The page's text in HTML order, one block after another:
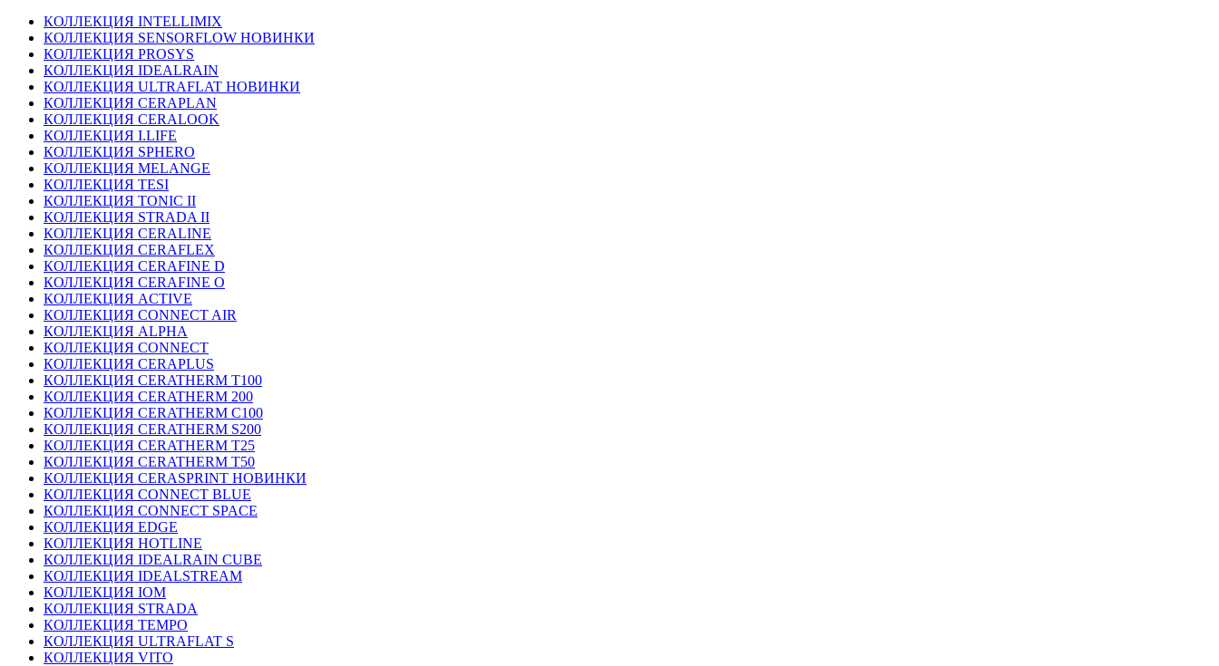
КОЛЛЕКЦИЯ INTELLIMIX
КОЛЛЕКЦИЯ SENSORFLOW НОВИНКИ
КОЛЛЕКЦИЯ PROSYS
КОЛЛЕКЦИЯ IDEALRAIN
КОЛЛЕКЦИЯ ULTRAFLAT НОВИНКИ
КОЛЛЕКЦИЯ CERAPLAN
КОЛЛЕКЦИЯ CERALOOK
КОЛЛЕКЦИЯ I.LIFE
КОЛЛЕКЦИЯ SPHERO
КОЛЛЕКЦИЯ MELANGE
КОЛЛЕКЦИЯ TESI
КОЛЛЕКЦИЯ TONIC II
КОЛЛЕКЦИЯ STRADA II
КОЛЛЕКЦИЯ CERALINE
КОЛЛЕКЦИЯ CERAFLEX
КОЛЛЕКЦИЯ CERAFINE D
КОЛЛЕКЦИЯ CERAFINE O
КОЛЛЕКЦИЯ ACTIVE
КОЛЛЕКЦИЯ CONNECT AIR
КОЛЛЕКЦИЯ ALPHA
КОЛЛЕКЦИЯ CONNECT
КОЛЛЕКЦИЯ CERAPLUS
КОЛЛЕКЦИЯ CERATHERM T100
КОЛЛЕКЦИЯ CERATHERM 200
КОЛЛЕКЦИЯ CERATHERM C100
КОЛЛЕКЦИЯ CERATHERM S200
КОЛЛЕКЦИЯ CERATHERM T25
КОЛЛЕКЦИЯ CERATHERM T50
КОЛЛЕКЦИЯ CERASPRINT НОВИНКИ
КОЛЛЕКЦИЯ CONNECT BLUE
КОЛЛЕКЦИЯ CONNECT SPACE
КОЛЛЕКЦИЯ EDGE
КОЛЛЕКЦИЯ HOTLINE
КОЛЛЕКЦИЯ IDEALRAIN CUBE
КОЛЛЕКЦИЯ IDEALSTREAM
КОЛЛЕКЦИЯ IOM
КОЛЛЕКЦИЯ STRADA
КОЛЛЕКЦИЯ TEMPO
КОЛЛЕКЦИЯ ULTRAFLAT S
КОЛЛЕКЦИЯ VITO